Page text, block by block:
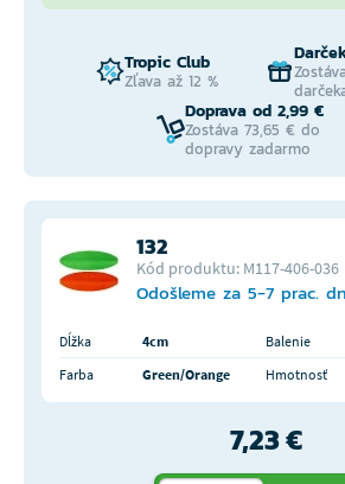
Tropic Club
Zľava až 12 %
Doprava od 2,99 €
Zostáva 73,65 € do
dopravy zadarmo
132
Kód produktu: M117-406-036
Odošleme za 5-7 prac.
Dĺžka 4cm Balenie
Farba
Green/Orange Hmotnosť
7,23 €